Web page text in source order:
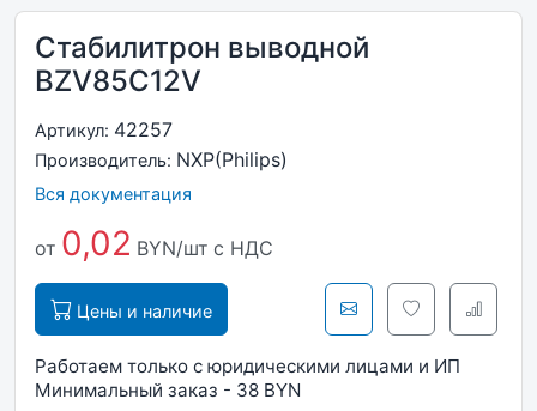
Стабилитрон выводной
BZV85C12V
Артикул: 42257
Производитель: NXP(Philips)
Вся документация
от 0,02 BYN/шт с НДС
Цены и наличие
Работаем только с юридическими лицами и ИП
Минимальный заказ - 38 BYN